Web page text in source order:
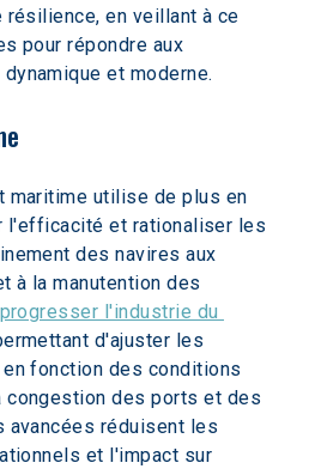
en veillant à ce
pour répondre aux
et moderne.
maritime utilise de plus en
l'efficacité et rationaliser les
des navires aux
à la manutention des
l'industrie du
d'ajuster les
fonction des conditions
congestion des ports et des
avancées réduisent les
et l'impact sur